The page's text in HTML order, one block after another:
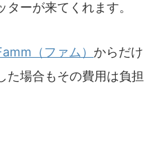
ーが来てくれます。
（ファム） からだけ
た場合もその費用は負担